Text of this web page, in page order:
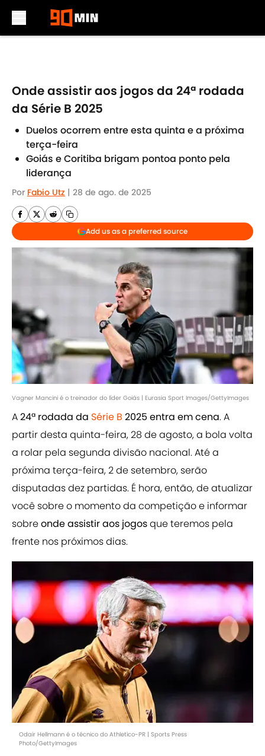
Onde assistir aos jogos da 24ª rodada
da Série B 2025
Duelos ocorrem entre esta quinta e a próxima
terça-feira
Goiás e Coritiba brigam pontoa ponto pela
liderança
Por Fabio Utz | 28 de ago. de 2025
Add us as a preferred source
Vagner Mancini é o treinador do líder Goiás | Eurasia Sport Images/GettyImages
A24ª rodada da Série B 2025 entra em cena. A
partir desta quinta-feira, 28 de agosto, a bola volta
a rolar pela segunda divisão nacional. Até a
próxima terça-feira, 2 de setembro, serão
disputadas dez partidas. É hora, então, de atualizar
você sobre o momento da competição e informar
sobreonde assistir aos jogosque teremos pela
frente nos próximos dias.
Odair Hellmann é o técnico do Athletico-PR | Sports Press
Photo/GettyImages